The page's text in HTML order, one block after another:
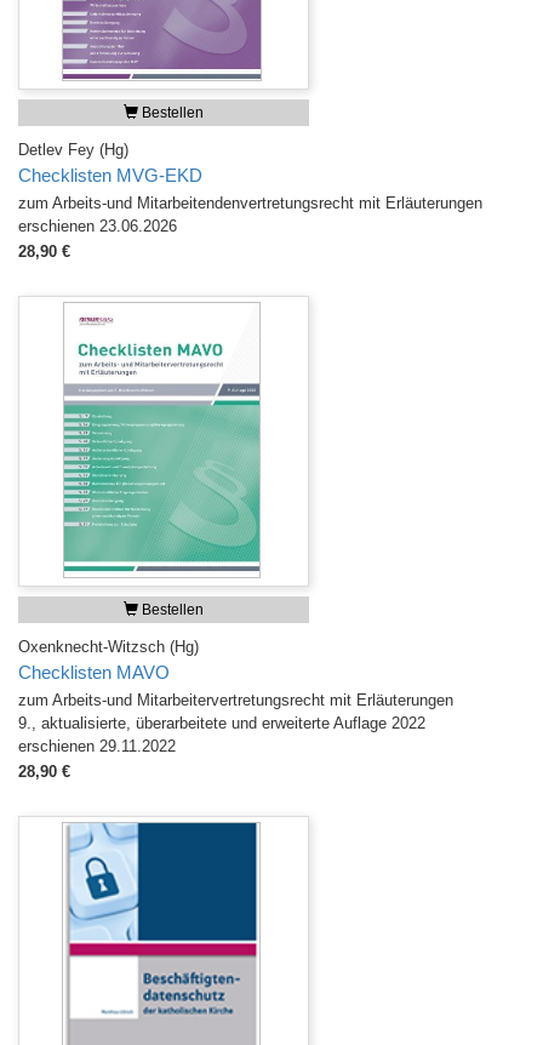
Bestellen
Detlev Fey (Hg)
Checklisten MVG-EKD
zum Arbeits-und Mitarbeitendenvertretungsrecht mit Erläuterungen
erschienen 23.06.2026
28,90 €
Bestellen
Oxenknecht-Witzsch (Hg)
Checklisten MAVO
zum Arbeits-und Mitarbeitervertretungsrecht mit Erläuterungen
9., aktualisierte, überarbeitete und erweiterte Auflage 2022
erschienen 29.11.2022
28,90 €